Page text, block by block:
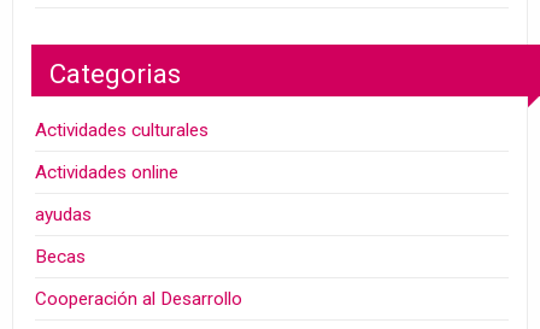
Categorias
Actividades culturales
Actividades online
ayudas
Becas
Cooperación al Desarrollo